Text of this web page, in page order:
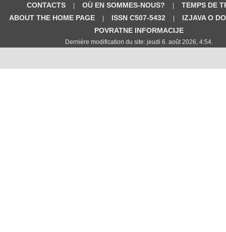
CONTACTS | OÙ EN SOMMES-NOUS? |
TEMPS DE
ABOUT THE HOME PAGE
| ISSN C507-5432 |
IZJAVA O
POVRATNE INFORMACIJE
Dernière modification du site: jeudi 6. août 2026, 4:54.